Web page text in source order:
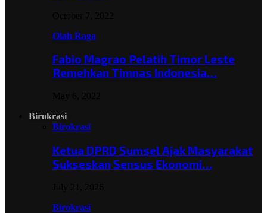
Olah Raga
Fabio Magrao Pelatih Timor Leste
Remehkan Timnas Indonesia…
Birokrasi
Birokrasi
Ketua DPRD Sumsel Ajak Masyarakat
Sukseskan Sensus Ekonomi…
Birokrasi